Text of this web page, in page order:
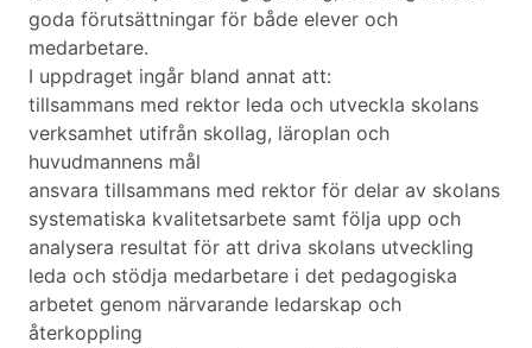
goda förutsättningar för både elever och
medarbetare.
I uppdraget ingår bland annat att:
tillsammans med rektor leda och utveckla skolans
verksamhet utifrån skollag, läroplan och
huvudmannens mål
ansvara tillsammans med rektor för delar av skolans
systematiska kvalitetsarbete samt följa upp och
analysera resultat för att driva skolans utveckling
leda och stödja medarbetare i det pedagogiska
arbetet genom närvarande ledarskap och
återkoppling